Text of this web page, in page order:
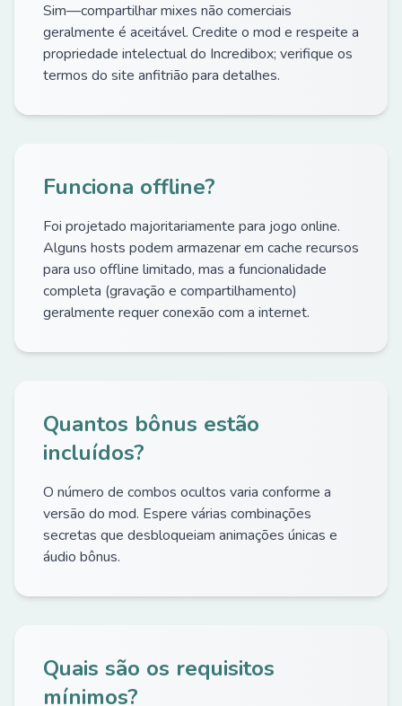
Sim—compartilhar mixes não comerciais
geralmente é aceitável. Credite o mod e respeite a
propriedade intelectual do Incredibox; verifique os
termos do site anfitrião para detalhes.
Funciona offline?
Foi projetado majoritariamente para jogo online.
Alguns hosts podem armazenar em cache recursos
para uso offline limitado, mas a funcionalidade
completa (gravação e compartilhamento)
geralmente requer conexão com a internet.
Quantos bônus estão
incluídos?
O número de combos ocultos varia conforme a
versão do mod. Espere várias combinações
secretas que desbloqueiam animações únicas e
áudio bônus.
Quais são os requisitos
mínimos?